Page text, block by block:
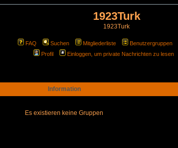
1923Turk
1923Turk
FAQ Suchen Mitgliederliste Benutzergruppen
Profil
Einloggen, um private Nachrichten zu lesen
Information
Es existieren keine Gruppen